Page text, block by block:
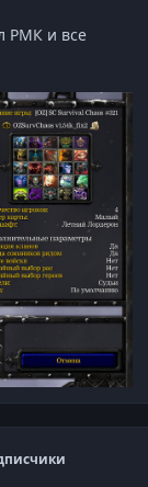
РМК и все